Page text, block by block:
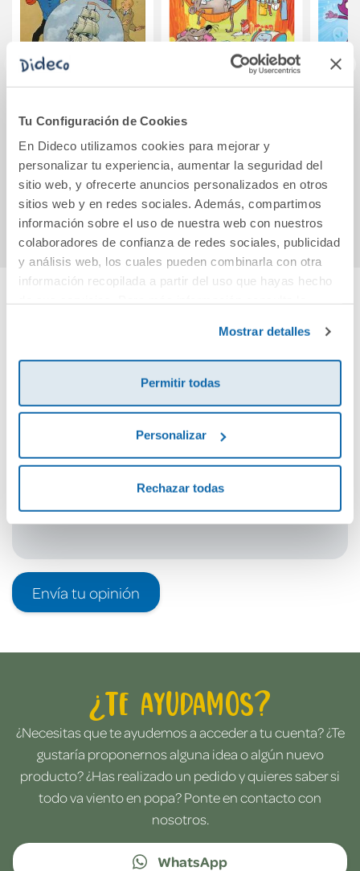
Tu Configuración de Cookies
En Dideco utilizamos cookies para mejorar y
personalizar tu experiencia, aumentar la seguridad del
sitio web, y ofrecerte anuncios personalizados en otros
sitios web y en redes sociales. Además, compartimos
información sobre el uso de nuestra web con nuestros
colaboradores de confianza de redes sociales, publicidad
y análisis web, los cuales pueden combinarla con otra
información recopilada a partir del uso que hayas hecho
Mostrar detalles
Permitir todas
Personalizar
Rechazar todas
Unicornio
(cartoné)
13,90€
Comprar
13,90€
Comprar
Cuéntanos tu opinión
¡Sé el primero en valorar este producto!
Envía tu opinión
¿Te ayudamos?
¿Necesitas que te ayudemos a acceder a tu cuenta? ¿Te
gustaría proponernos alguna idea o algún nuevo
producto? ¿Has realizado un pedido y quieres saber si
todo va viento en popa? Ponte en contacto con
nosotros.
WhatsApp